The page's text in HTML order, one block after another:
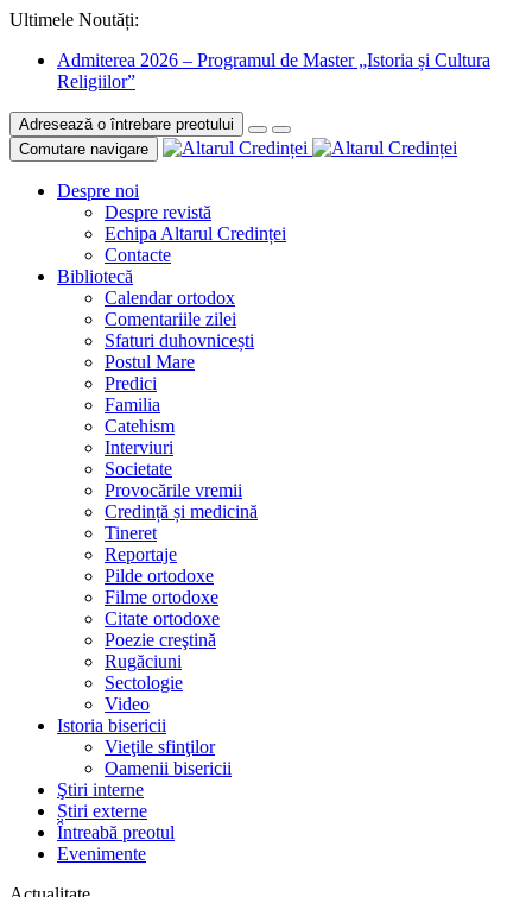
Ultimele Noutăți:
Admiterea 2026 – Programul de Master „Istoria și Cultura
Religiilor”
Adresează o întrebare preotului
Comutare navigare
Despre noi
Despre revistă
Echipa Altarul Credinței
Contacte
Bibliotecă
Calendar ortodox
Comentariile zilei
Sfaturi duhovnicești
Postul Mare
Predici
Familia
Catehism
Interviuri
Societate
Provocările vremii
Credință și medicină
Tineret
Reportaje
Pilde ortodoxe
Filme ortodoxe
Citate ortodoxe
Poezie creştină
Rugăciuni
Sectologie
Video
Istoria bisericii
Vieţile sfinţilor
Oamenii bisericii
Ştiri interne
Știri externe
Întreabă preotul
Evenimente